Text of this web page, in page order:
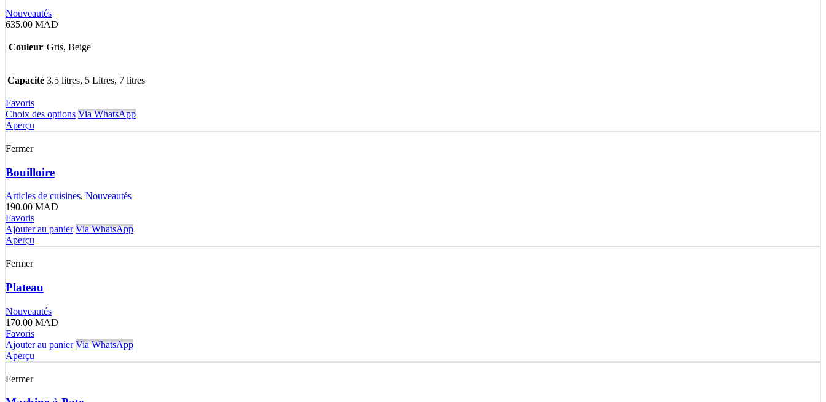
Nouveautés
635.00 MAD
Couleur Gris, Beige
Capacité 3.5 litres, 5 Litres, 7 litres
Favoris
Choix des options Via WhatsApp
Aperçu
Fermer
Bouilloire
Articles de cuisines, Nouveautés
190.00 MAD
Favoris
Ajouter au panier Via WhatsApp
Aperçu
Fermer
Plateau
Nouveautés
170.00 MAD
Favoris
Ajouter au panier Via WhatsApp
Aperçu
Fermer